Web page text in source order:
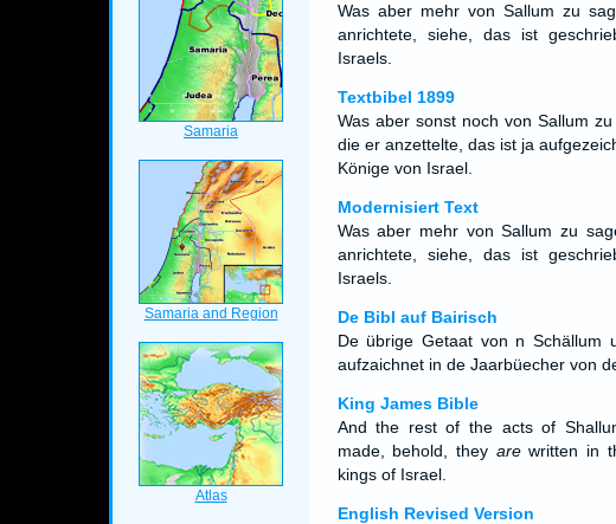
Was aber mehr von Sallum zu
anrichtete, siehe, das ist
Israels.
Textbibel 1899
Was aber sonst noch von Sallum
die er anzettelte, das ist ja
Könige von Israel.
Modernisiert Text
Was aber mehr von Sallum zu
anrichtete, siehe, das ist
Israels.
De Bibl auf Bairisch
De übrige Getaat von n Schällum
aufzaichnet in de Jaarbüecher von
King James Bible
And the rest of the acts of
made, behold, they arewritten in
kings of Israel.
English Revised Version